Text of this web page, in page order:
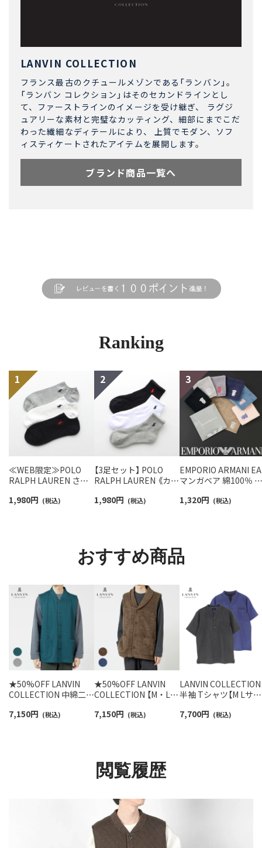
LANVIN COLLECTION
フランス最古のクチュールメゾンである「ランバン」。
「ランバン コレクション」はそのセカンドラインとし
て、ファーストラインのイメージを受け継ぎ、 ラグジ
ュアリーな素材と完璧なカッティング、細部にまでこだ
わった繊細なディテールにより、 上質でモダン、ソフ
ィスティケートされたアイテムを展開します。
ブランド商品一覧へ
Ranking
≪WEB限定≫POLO
RALPH LAUREN さら
スニーカー丈ソックス
1,980円 (税込)
【3足セット】 POLO
RALPH LAUREN 《カラ
ンポイントソックス シ
1,980円 (税込)
EMPORIO ARMANI EA
マンガベア 綿100％ ミ
最短翌日発送】
1,320円 (税込)
おすすめ商品
★50%OFF LANVIN
COLLECTION 中綿二ッ
ゴ 半纏 はんてん【M・L
7,150円 (税込)
★50%OFF LANVIN
COLLECTION 【M・Lサ
ース ベスト 前ボタン
7,150円 (税込)
LANVIN COLLECTION
半袖 Tシャツ【M Lサイ
ークレープ 綿100% メ
7,700円 (税込)
閲覧履歴